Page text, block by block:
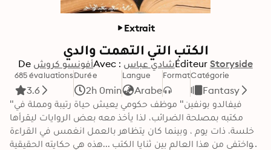
Extrait
الكتب التي التهمت والدي
De أفونسو كروشAvec : شادي عباسÉditeur Storyside
685 évaluations
3.6
Durée
2h 0min
Langue
Arabe
FormatCatégorie
Fantasy
"فيفالدو بونفين" موظف حكومي يعيش حياة رتيبة ومملة في
مكتبه بمصلحة الضرائب، لذا يأخذ معه بعض الروايات ليقرأها
خلسة، ذات يوم ، وبينما كان يتظاهر بالعمل انغمس في القراءة
واختفى من هذا العالم بين ثنايا الكتب ...هذه هي حكايته الحقيقية